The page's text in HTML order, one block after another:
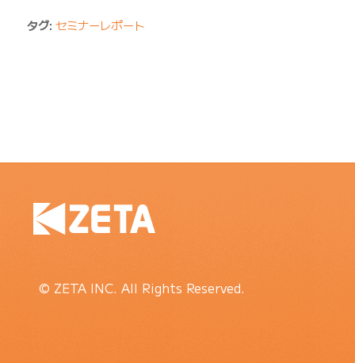
タグ: セミナーレポート
© ZETA INC. All Rights Reserved.